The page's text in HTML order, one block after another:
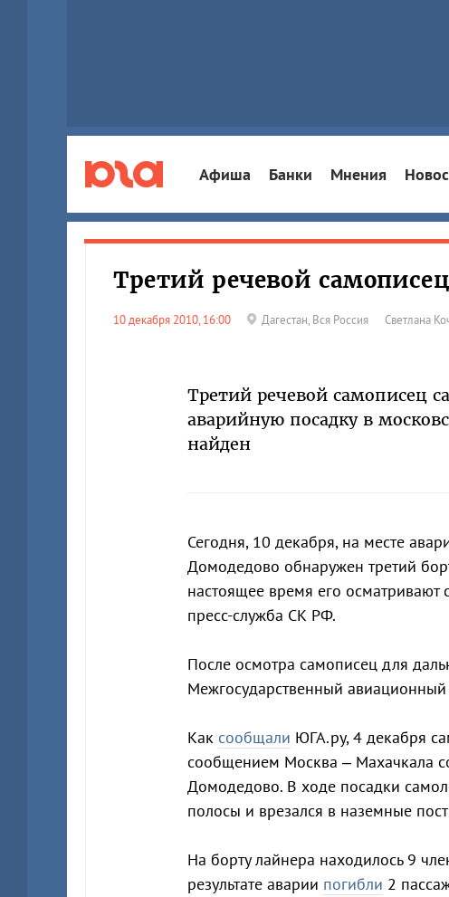
Афиша Банки Мнения
Третий речевой
10 декабря 2010, 16:00 Дагестан, Вся Россия Светлана
Третий речевой самописец
аварийную посадку в
найден
Сегодня, 10 декабря, на месте
Домодедово обнаружен третий
настоящее время его осматривают
пресс-служба СК РФ.
После осмотра самописец для
Межгосударственный авиационный
Как сообщали ЮГА.ру, 4 декабря
сообщением Москва – Махачкала
Домодедово. В ходе посадки
полосы и врезался в наземные
На борту лайнера находилось 9
результате аварии погибли 2